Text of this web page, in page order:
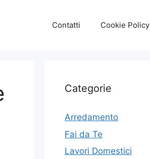
Contatti Cookie Policy
Categorie
Arredamento
Fai da Te
Lavori Domestici